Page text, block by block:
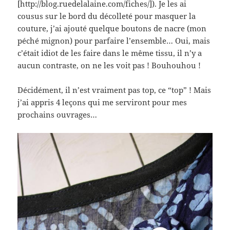
[http://blog.ruedelalaine.com/fiches/]). Je les ai
cousus sur le bord du décolleté pour masquer la
couture, j’ai ajouté quelque boutons de nacre (mon
péché mignon) pour parfaire l’ensemble… Oui, mais
c’était idiot de les faire dans le même tissu, il n’y a
aucun contraste, on ne les voit pas ! Bouhouhou !
Décidément, il n’est vraiment pas top, ce “top” ! Mais
j’ai appris 4 leçons qui me serviront pour mes
prochains ouvrages…